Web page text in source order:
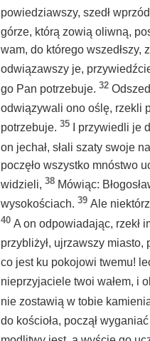
powiedziawszy, szedł
górze, którą zowią oliwną,
wam, do którego wszedłszy,
odwiązawszy je,
go Pan potrzebuje. 32
odwiązywali ono oślę, rzekli
potrzebuje. 35 I przywiedli je
on jechał, słali szaty swoje
poczęło wszystko mnóstwo
widzieli, 38 Mówiąc:
wysokościach. 39 Ale
40 A on odpowiadając, rzekł
przybliżył, ujrzawszy miasto,
co jest ku pokojowi twemu!
nieprzyjaciele twoi wałem, i
nie zostawią w tobie
do kościoła, począł